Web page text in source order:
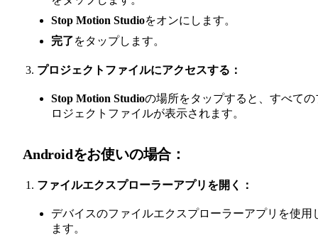
Stop Motion Studioをオンにします。
完了をタップします。
プロジェクトファイルにアクセスする：
Stop Motion Studioの場所をタップすると、すべての
ロジェクトファイルが表示されます。
Androidをお使いの場合：
ファイルエクスプローラーアプリを開く：
デバイスのファイルエクスプローラーアプリを使用
ます。